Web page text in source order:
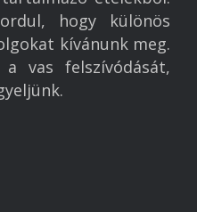
hogy különös
kívánunk meg.
vas felszívódását,